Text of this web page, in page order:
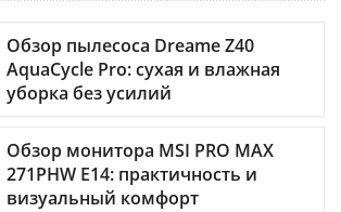
Обзор пылесоса Dreame Z40
AquaCycle Pro: сухая и влажная
уборка без усилий
Обзор монитора MSI PRO MAX
271PHW E14: практичность и
визуальный комфорт